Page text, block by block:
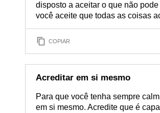
disposto a aceitar o que não
você aceite que todas as coisas
COPIAR
Acreditar em si mesmo
Para que você tenha sempre
em si mesmo. Acredite que é